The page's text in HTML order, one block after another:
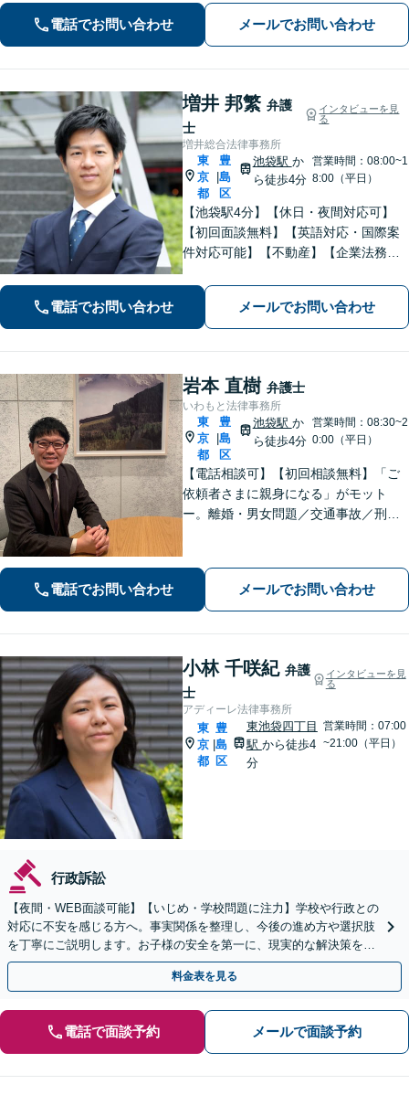
続・交通・借金・労働・債権回収も注
力【個人、法人案件共に対応】
電話でお問い合わせ メールでお問い合わせ
増井 邦繁 弁護
士
インタビューを見
る
増井総合法律事務所
東
京
都
豊
島
区
池袋駅 か
ら徒歩4分
営業時間：08:00~1
8:00（平日）
【池袋駅4分】【休日・夜間対応可】
【初回面談無料】【英語対応・国際案
件対応可能】【不動産】【企業法務】
用】仕事内容に応じて料金相談可。ま
ずはお気軽にご相談下さい。【セミナ
ー・論文掲載経験あり】【留学経験あ
り】
電話でお問い合わせ メールでお問い合わせ
岩本 直樹 弁護士
いわもと法律事務所
東
京
都
豊
島
区
池袋駅 か
ら徒歩4分
営業時間：08:30~2
0:00（平日）
【電話相談可】【初回相談無料】「ご
依頼者さまに親身になる」がモット
ー。離婚・男女問題／交通事故／刑事
トラブルも解決まで尽力します【休
日・夜間相談可】【完全個室】【池袋
駅10分】
電話でお問い合わせ メールでお問い合わせ
小林 千咲紀 弁護
士
インタビューを見
る
アディーレ法律事務所
東
京
都
|
豊
島
区
東池袋四丁目
駅 から徒歩4
分
営業時間：07:00
~21:00（平日）
行政訴訟
【夜間・WEB面談可能】【いじめ・学校問題に注力】学校や行政との
対応に不安を感じる方へ。事実関係を整理し、今後の進め方や選択肢
を丁寧にご説明します。お子様の安全を第一に、現実的な解決策をご
提案します。
料金表を見る
電話で面談予約 メールで面談予約